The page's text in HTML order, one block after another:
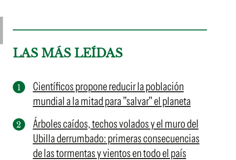
LAS MÁS LEÍDAS
Científicos propone reducir la población
mundial a la mitad para "salvar" el planeta
Árboles caídos, techos volados y el muro del
Ubilla derrumbado: primeras consecuencias
de las tormentas y vientos en todo el país